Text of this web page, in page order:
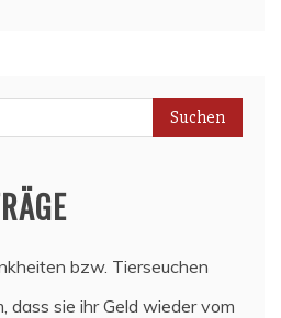
bzw. Tierseuchen
dass sie ihr Geld wieder vom